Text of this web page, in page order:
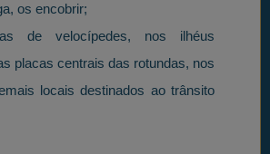
os encobrir;
de velocípedes, nos ilhéus
placas centrais das rotundas, nos
locais destinados ao trânsito